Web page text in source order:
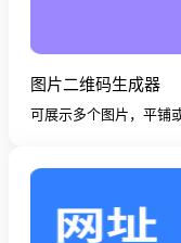
图片二维码生成器
可展示多个图片，平铺